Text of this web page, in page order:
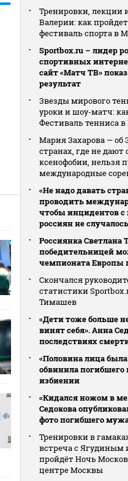
Тренировки, лекции
Валерии: как
фестиваль спорта в
Sportbox.ru – лидер
спортивных
сайт «Матч ТВ»
результат
Звезды мирового
уроки и шоу-матч:
Фестиваль тенниса
Мария Захарова — об
странах, где не дают
ксенофобии, нельзя
международные
«Не надо давать
проводить
чтобы инцидентов с
россиян не
Россиянка Светлана
победительницей
чемпионата Европы
Скончался
статистики
Тимашев
«Дети тоже больше
винят себя». Анна
последствиях
«Половина лица
обвинила
избиении
«Кидался ножом в
Седокова
фото погибшего
Тренировки в
встреча с Ягудиным
пройдёт Ночь
центре Москвы